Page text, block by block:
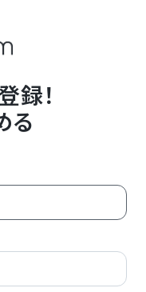
録！
る